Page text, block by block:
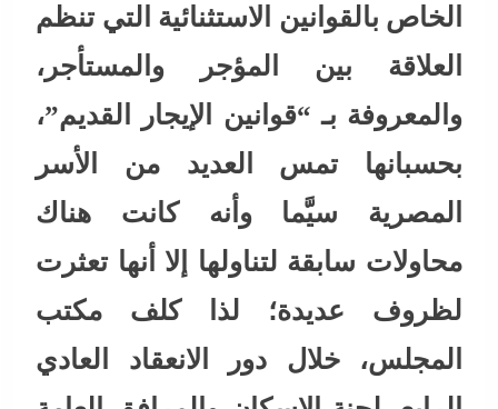
الخاص بالقوانين الاستثنائية التي تنظم
العلاقة بين المؤجر والمستأجر،
والمعروفة بـ “قوانين الإيجار القديم”،
بحسبانها تمس العديد من الأسر
المصرية سيَّما وأنه كانت هناك
محاولات سابقة لتناولها إلا أنها تعثرت
لظروف عديدة؛ لذا كلف مكتب
المجلس، خلال دور الانعقاد العادي